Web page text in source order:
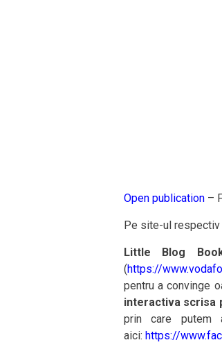
Open publication–
Pe site-ul
Little Blog
(https://
pentru a convinge
interactiva scrisa
prin care putem
aici: https://